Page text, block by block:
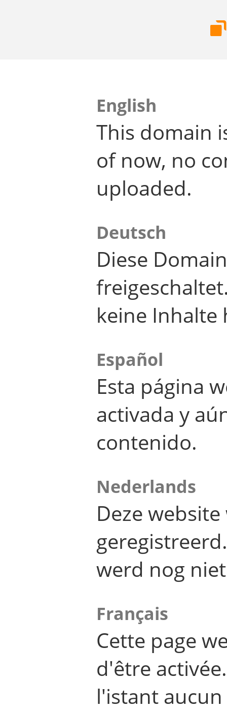
English
This domain
of now, no
uploaded.
Deutsch
Diese
keine Inhalte
Español
Esta página
activada y
contenido.
Nederlands
Deze
werd nog
Français
Cette page
d'être
l'istant